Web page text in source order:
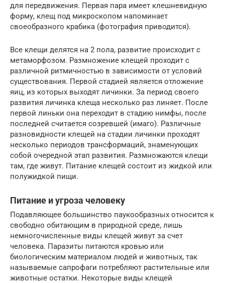
для передвижения. Первая пара имеет клешневидную
форму, клещ под микроскопом напоминает
своеобразного крабика (фотография приводится).
Все клещи делятся на 2 пола, развитие происходит с
метаморфозом. Размножение клещей проходит с
различной ритмичностью в зависимости от условий
существования. Первой стадией является отложение
яиц, из которых выходят личинки. За период своего
развития личинка клеща несколько раз линяет. После
первой линьки она переходит в стадию нимфы, после
последней считается созревшей (имаго). Различные
разновидности клещей на стадии личинки проходят
несколько периодов трансформаций, знаменующих
собой очередной этап развития. Размножаются клещи
там, где живут. Питание клещей состоит из жидкой или
полужидкой пищи.
Питание и угроза человеку
Подавляющее большинство паукообразных относится к
свободно обитающим в природной среде, лишь
немногочисленные виды клещей живут за счет
человека. Паразиты питаются кровью или
биологическим материалом людей и животных, так
называемые сапрофаги потребляют растительные или
животные остатки. Некоторые виды клещей